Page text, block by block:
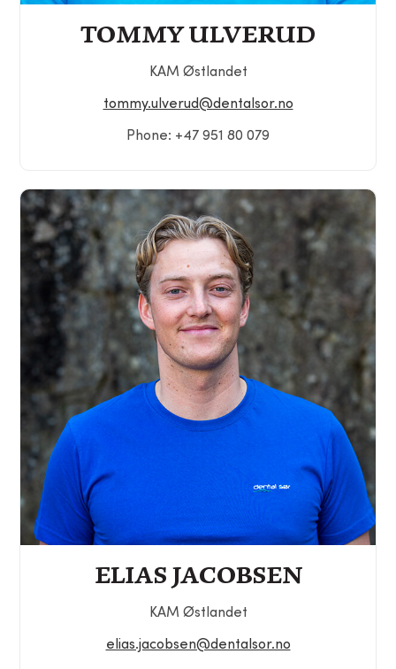
TOMMY ULVERUD
KAM Østlandet
tommy.ulverud@dentalsor.no
Phone: +47 951 80 079
ELIAS JACOBSEN
KAM Østlandet
elias.jacobsen@dentalsor.no